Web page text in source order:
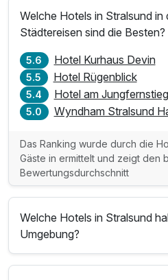
Welche Hotels in Stralsund in
Städtereisen sind die Besten?
5.6 Hotel Kurhaus Devin
5.5 Hotel Rügenblick
5.4 Hotel am Jungfernstieg
5.0 Wyndham Stralsund
Das Ranking wurde durch die
Gäste in ermittelt und zeigt den
Bewertungsdurchschnitt
Welche Hotels in Stralsund
Umgebung?